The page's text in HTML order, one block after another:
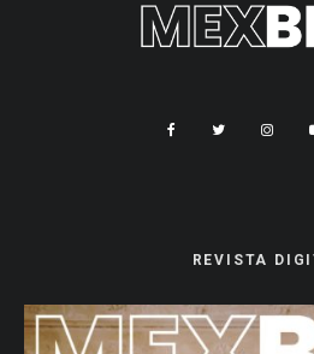
REVISTA